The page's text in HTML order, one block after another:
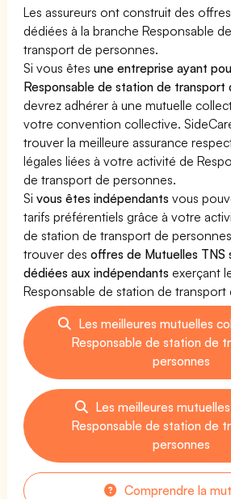
Les assureurs ont construit des
dédiées à la branche Responsable
transport de personnes.
Si vous êtesune entreprise ayant
Responsable de station de transport
devrez adhérer à une mutuelle
votre convention collective.
trouver la meilleure assurance
légales liées à votre activité de
de transport de personnes.
Sivous êtes indépendants vous
tarifs préférentiels grâce à votre
de station de transport de
trouver desoffres de Mutuelles TNS
dédiées aux indépendants exerçant
Responsable de station de transport
Les meilleures mutuelles
Responsable de station de
personnes
Les meilleures
Responsable de station de
personnes
Comprendre la